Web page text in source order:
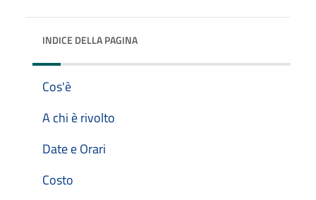
INDICE DELLA PAGINA
Cos'è
A chi è rivolto
Date e Orari
Costo